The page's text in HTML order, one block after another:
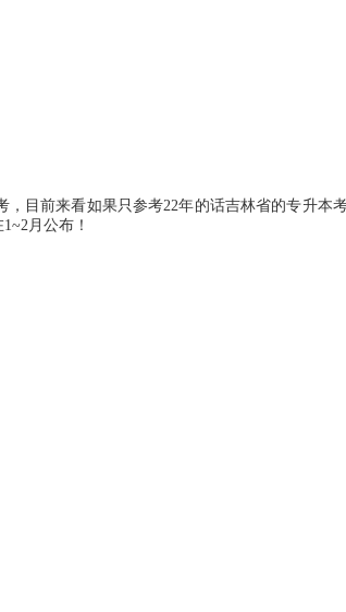
目前来看如果只参考22年的话吉林省的专升本
月公布！